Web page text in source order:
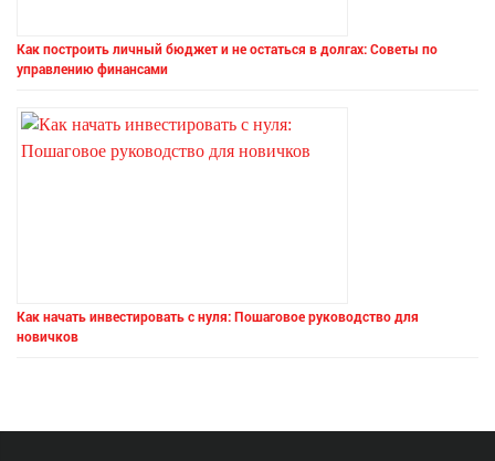
Как построить личный бюджет и не остаться в долгах: Советы по
управлению финансами
Как начать инвестировать с нуля: Пошаговое руководство для
новичков